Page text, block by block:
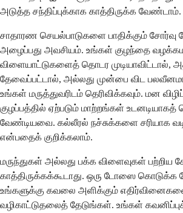
அடுத்த சந்திப்புக்காக காத்திருக்க வேண்டாம்.
சாதாரண செயல்பாடுகளை பாதிக்கும்
அழைப்பது அவசியம். உங்கள் குழந்தை
விளையாட்டுகளைத் தொடர முடியாவிட்டால்,
தேவைப்பட்டால், அல்லது முன்பை விட
உங்கள் மருத்துவரிடம் தெரிவிக்கவும். மன
குழப்பத்தில் ஏற்படும் மாற்றங்கள் உடனடியாகத்
வேண்டியவை. கல்லீரல் நச்சுக்களை சரியாக
என்பதைக் குறிக்கலாம்.
மருந்துகள் அல்லது பக்க விளைவுகள் பற்றிய
காத்திருக்கக்கூடாது. ஒரு டோஸை கொடுக்க
உங்களுக்கு கவலை அளிக்கும்
வழிகாட்டுதலைத் தேடுங்கள். உங்கள்